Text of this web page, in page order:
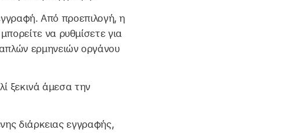
Από προεπιλογή, η
να ρυθμίσετε για
ερμηνειών οργάνου
ξεκινά άμεσα την
διάρκειας εγγραφής,